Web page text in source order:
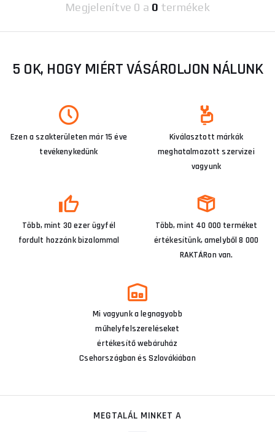
Megjelenítve 0 a 0 termékek
5 OK, HOGY MIÉRT VÁSÁROLJON NÁLUNK
Ezen a szakterületen már 15 éve
tevékenykedünk
Kiválasztott márkák
meghatalmazott szervizei
vagyunk
Több, mint 30 ezer ügyfél
fordult hozzánk bizalommal
Több, mint 40 000 terméket
értékesítünk, amelyből 8 000
RAKTÁRon van.
Mi vagyunk a legnagyobb
műhelyfelszereléseket
értékesítő webáruház
Csehországban és Szlovákiában
MEGTALÁL MINKET A